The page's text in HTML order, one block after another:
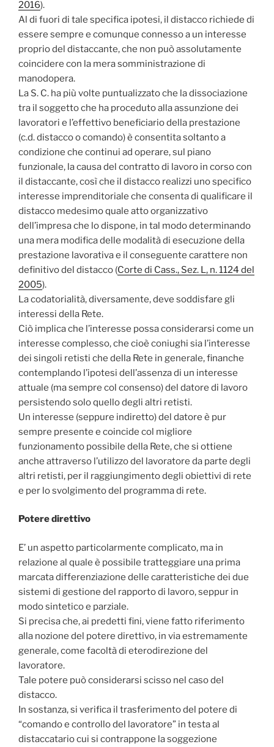
2016).
Al di fuori di tale specifica ipotesi, il distacco richiede di
essere sempre e comunque connesso a un interesse
proprio del distaccante, che non può assolutamente
coincidere con la mera somministrazione di
manodopera.
La S. C. ha più volte puntualizzato che la dissociazione
tra il soggetto che ha proceduto alla assunzione dei
lavoratori e l’effettivo beneficiario della prestazione
(c.d. distacco o comando) è consentita soltanto a
condizione che continui ad operare, sul piano
funzionale, la causa del contratto di lavoro in corso con
il distaccante, così che il distacco realizzi uno specifico
interesse imprenditoriale che consenta di qualificare il
distacco medesimo quale atto organizzativo
dell’impresa che lo dispone, in tal modo determinando
una mera modifica delle modalità di esecuzione della
prestazione lavorativa e il conseguente carattere non
definitivo del distacco (Corte di Cass., Sez. L, n. 1124 del
2005).
La codatorialità, diversamente, deve soddisfare gli
interessi della Rete.
Ciò implica che l’interesse possa considerarsi come un
interesse complesso, che cioè coniughi sia l’interesse
dei singoli retisti che della Rete in generale, finanche
contemplando l’ipotesi dell’assenza di un interesse
attuale (ma sempre col consenso) del datore di lavoro
persistendo solo quello degli altri retisti.
Un interesse (seppure indiretto) del datore è pur
sempre presente e coincide col migliore
funzionamento possibile della Rete, che si ottiene
anche attraverso l’utilizzo del lavoratore da parte degli
altri retisti, per il raggiungimento degli obiettivi di rete
e per lo svolgimento del programma di rete.
Potere direttivo
E’ un aspetto particolarmente complicato, ma in
relazione al quale è possibile tratteggiare una prima
marcata differenziazione delle caratteristiche dei due
sistemi di gestione del rapporto di lavoro, seppur in
modo sintetico e parziale.
Si precisa che, ai predetti fini, viene fatto riferimento
alla nozione del potere direttivo, in via estremamente
generale, come facoltà di eterodirezione del
lavoratore.
Tale potere può considerarsi scisso nel caso del
distacco.
In sostanza, si verifica il trasferimento del potere di
“comando e controllo del lavoratore” in testa al
distaccatario cui si contrappone la soggezione